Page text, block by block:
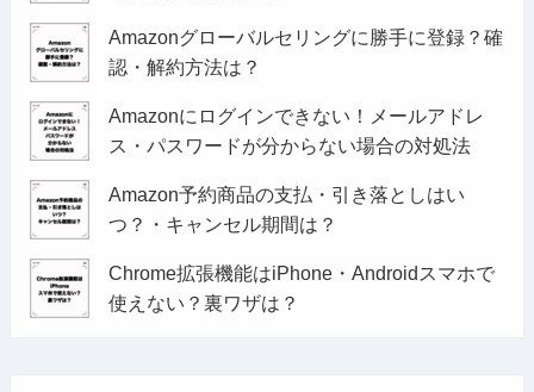
Amazonグローバルセリングに勝手に登録？確
認・解約方法は？
Amazonにログインできない！メールアドレ
ス・パスワードが分からない場合の対処法
Amazon予約商品の支払・引き落としはい
つ？・キャンセル期間は？
Chrome拡張機能はiPhone・Androidスマホで
使えない？裏ワザは？